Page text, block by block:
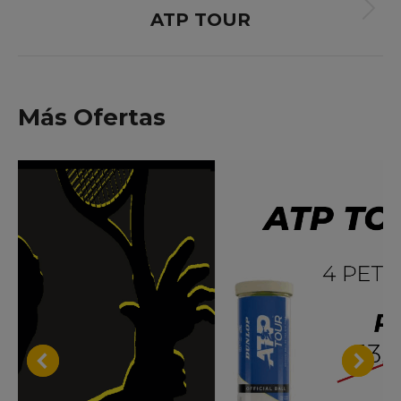
Proyecto
ATP TOUR
Más Ofertas